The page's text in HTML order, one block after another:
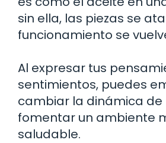
sin ella, las piezas se
funcionamiento se
Al expresar tus
sentimientos, puedes
cambiar la dinámica de
fomentar un ambiente
saludable.